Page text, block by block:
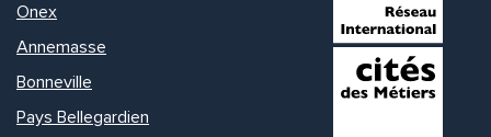
Onex
Annemasse
Bonneville
Pays Bellegardien